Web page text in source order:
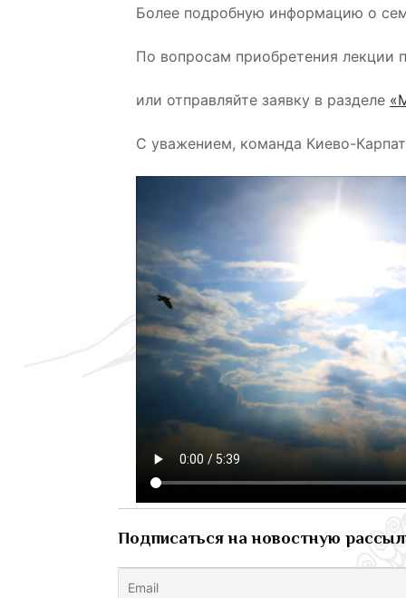
Более подробную информацию о
По вопросам приобретения
или отправляйте заявку в разделе
С уважением, команда Киево-
Подписаться на новостную